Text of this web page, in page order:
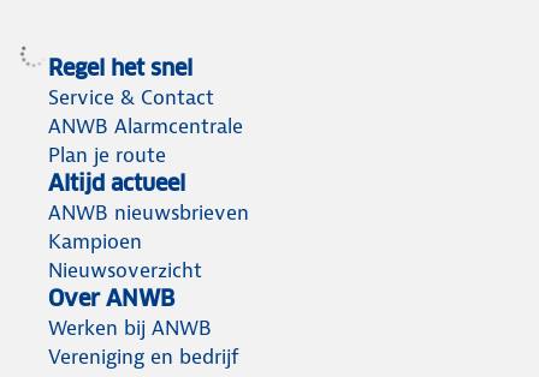
Regel het snel
Service & Contact
ANWB Alarmcentrale
Plan je route
Altijd actueel
ANWB nieuwsbrieven
Kampioen
Nieuwsoverzicht
Over ANWB
Werken bij ANWB
Vereniging en bedrijf